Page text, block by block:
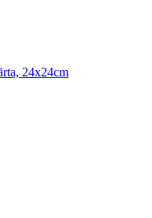
24x24cm